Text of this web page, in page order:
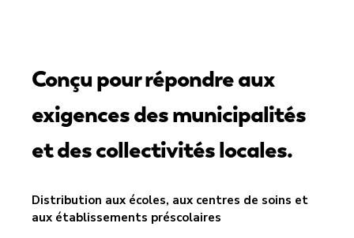
Conçu pour répondre aux
exigences des municipalités
et des collectivités locales.
Distribution aux écoles, aux centres de soins et
aux établissements préscolaires